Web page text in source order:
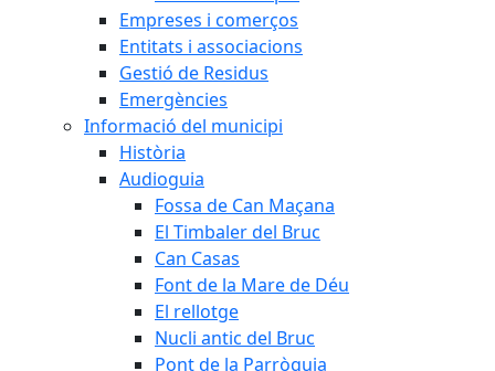
Empreses i comerços
Entitats i associacions
Gestió de Residus
Emergències
Informació del municipi
Història
Audioguia
Fossa de Can Maçana
El Timbaler del Bruc
Can Casas
Font de la Mare de Déu
El rellotge
Nucli antic del Bruc
Pont de la Parròquia